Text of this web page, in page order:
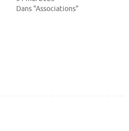
Dans "Associations"